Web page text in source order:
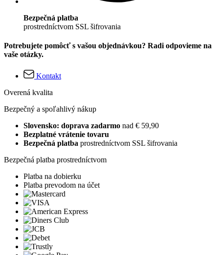
Bezpečná platba
prostredníctvom SSL šifrovania
Potrebujete pomôcť s vašou objednávkou? Radi odpovieme na
vaše otázky.
Kontakt
Overená kvalita
Bezpečný a spoľahlivý nákup
Slovensko: doprava zadarmo nad € 59,90
Bezplatné vrátenie tovaru
Bezpečná platba prostredníctvom SSL šifrovania
Bezpečná platba prostredníctvom
Platba na dobierku
Platba prevodom na účet